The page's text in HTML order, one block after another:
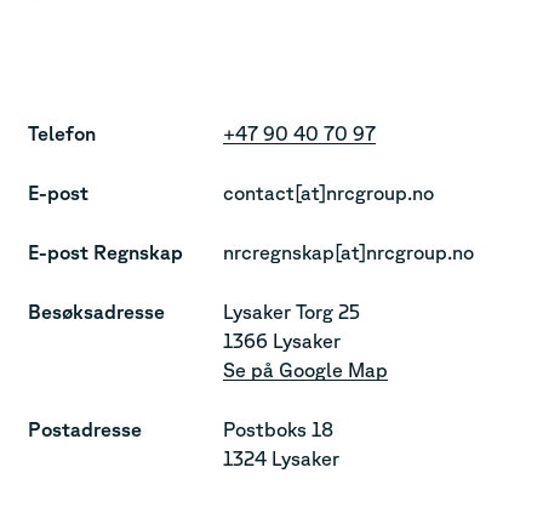
Telefon +47 90 40 70 97
E-post contact[at]nrcgroup.no
E-post Regnskap nrcregnskap[at]nrcgroup.no
Besøksadresse
Lysaker Torg 25
1366 Lysaker
Se på Google Map
Postadresse
Postboks 18
1324 Lysaker